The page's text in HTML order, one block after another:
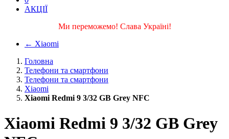
АКЦІЇ
Ми переможемо! Слава Україні!
← Xiaomi
Головна
Телефони та смартфони
Телефони та смартфони
Xiaomi
Xiaomi Redmi 9 3/32 GB Grey NFC
Xiaomi Redmi 9 3/32 GB Grey